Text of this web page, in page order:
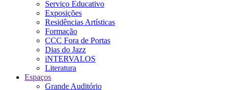
Serviço Educativo
Exposições
Residências Artísticas
Formação
CCC Fora de Portas
Dias do Jazz
iNTERVALOS
Literatura
Espaços
Grande Auditório